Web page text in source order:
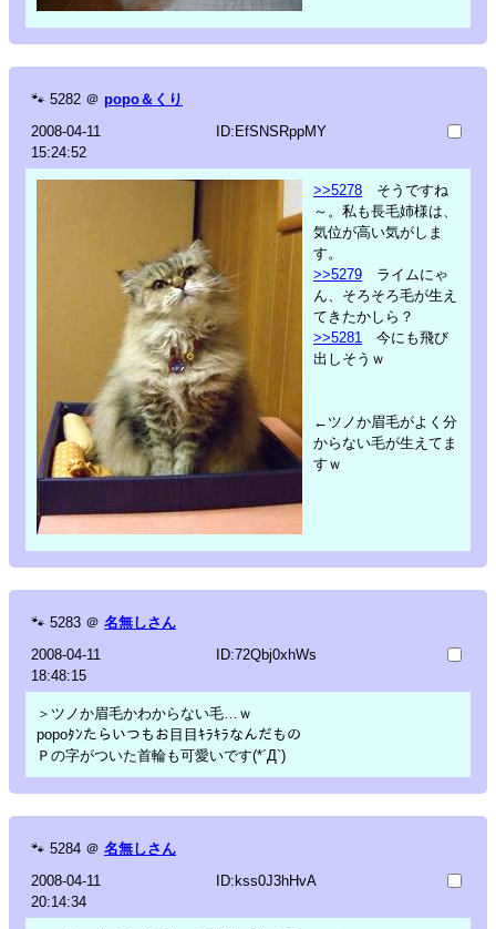
🐾 5282 ＠ popo＆くり
2008-04-11
15:24:52
ID:EfSNSRppMY
>>5278 そうですね
～。私も長毛姉様は、
気位が高い気がしま
す。
>>5279 ライムにゃ
ん、そろそろ毛が生え
てきたかしら？
>>5281
今にも飛び
出しそうｗ
←ツノか眉毛がよく分
からない毛が生えてま
すｗ
🐾 5283 ＠ 名無しさん
2008-04-11
18:48:15
ID:72Qbj0xhWs
＞ツノか眉毛かわからない毛…ｗ
popoﾀﾝたらいつもお目目ｷﾗｷﾗなんだもの
Ｐの字がついた首輪も可愛いです(*´Д`)
🐾 5284 ＠ 名無しさん
2008-04-11
20:14:34
ID:kss0J3hHvA